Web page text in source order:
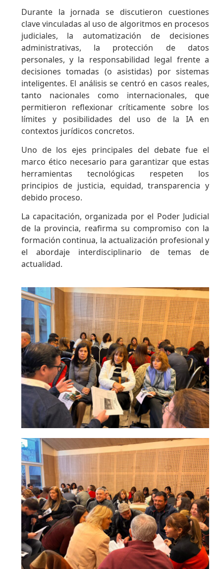
Durante la jornada se discutieron cuestiones
clave vinculadas al uso de algoritmos en procesos
judiciales, la automatización de decisiones
administrativas, la protección de datos
personales, y la responsabilidad legal frente a
decisiones tomadas (o asistidas) por sistemas
inteligentes. El análisis se centró en casos reales,
tanto nacionales como internacionales, que
permitieron reflexionar críticamente sobre los
límites y posibilidades del uso de la IA en
contextos jurídicos concretos.
Uno de los ejes principales del debate fue el
marco ético necesario para garantizar que estas
herramientas tecnológicas respeten los
principios de justicia, equidad, transparencia y
debido proceso.
La capacitación, organizada por el Poder Judicial
de la provincia, reafirma su compromiso con la
formación continua, la actualización profesional y
el abordaje interdisciplinario de temas de
actualidad.